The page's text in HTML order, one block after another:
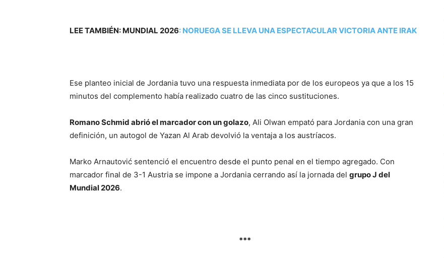
LEE TAMBIÉN: MUNDIAL 2026: NORUEGA SE LLEVA UNA ESPECTACULAR VICTORIA ANTE IRAK
Ese planteo inicial de Jordania tuvo una respuesta inmediata por de los europeos ya que a los 15
minutos del complemento había realizado cuatro de las cinco sustituciones.
Romano Schmid abrió el marcador con un golazo, Ali Olwan empató para Jordania con una gran
definición, un autogol de Yazan Al Arab devolvió la ventaja a los austríacos.
Marko Arnautović sentenció el encuentro desde el punto penal en el tiempo agregado. Con
marcador final de 3-1 Austria se impone a Jordania cerrando así la jornada del grupo J del
Mundial 2026.
***